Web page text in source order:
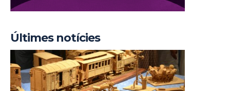
Últimes notícies